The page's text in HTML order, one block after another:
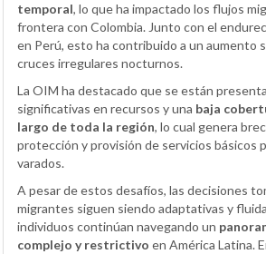
temporal, lo que ha impactado los flujos
frontera con Colombia. Junto con el
en Perú, esto ha contribuido a un aumento
cruces irregulares nocturnos.
La OIM ha destacado que se están
significativas en recursos y una baja
largo de toda la región, lo cual genera
protección y provisión de servicios básicos
varados.
A pesar de estos desafíos, las decisiones
migrantes siguen siendo adaptativas y
individuos continúan navegando un
complejo y restrictivo en América Latina.